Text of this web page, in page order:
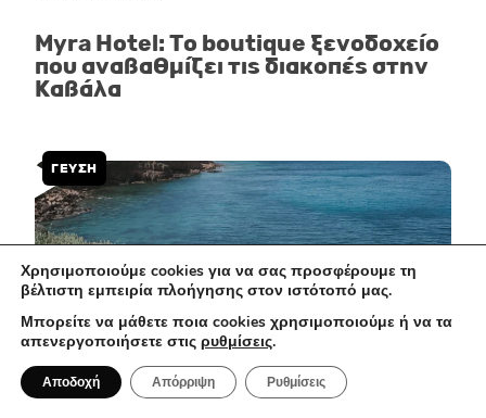
Myra Hotel: Το boutique ξενοδοχείο
που αναβαθμίζει τις διακοπές στην
Καβάλα
ΓΕΥΣΗ
Χρησιμοποιούμε cookies για να σας προσφέρουμε τη
βέλτιστη εμπειρία πλοήγησης στον ιστότοπό μας.
Μπορείτε να μάθετε ποια cookies χρησιμοποιούμε ή να τα
απενεργοποιήσετε στις ρυθμίσεις.
Αποδοχή Απόρριψη Ρυθμίσεις